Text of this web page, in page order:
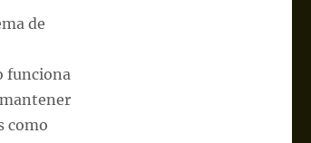
de
funciona
como